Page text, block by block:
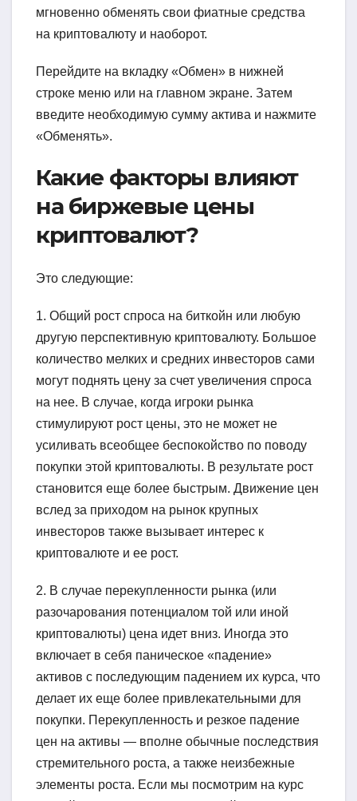
мгновенно обменять свои фиатные средства
на криптовалюту и наоборот.
Перейдите на вкладку «Обмен» в нижней
строке меню или на главном экране. Затем
введите необходимую сумму актива и нажмите
«Обменять».
Какие факторы влияют
на биржевые цены
криптовалют?
Это следующие:
1. Общий рост спроса на биткойн или любую
другую перспективную криптовалюту. Большое
количество мелких и средних инвесторов сами
могут поднять цену за счет увеличения спроса
на нее. В случае, когда игроки рынка
стимулируют рост цены, это не может не
усиливать всеобщее беспокойство по поводу
покупки этой криптовалюты. В результате рост
становится еще более быстрым. Движение цен
вслед за приходом на рынок крупных
инвесторов также вызывает интерес к
криптовалюте и ее рост.
2. В случае перекупленности рынка (или
разочарования потенциалом той или иной
криптовалюты) цена идет вниз. Иногда это
включает в себя паническое «падение»
активов с последующим падением их курса, что
делает их еще более привлекательными для
покупки. Перекупленность и резкое падение
цен на активы — вполне обычные последствия
стремительного роста, а также неизбежные
элементы роста. Если мы посмотрим на курс